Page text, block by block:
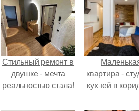
Стильный ремонт в
двушке - мечта
реальностью стала!
квартира -
кухней в